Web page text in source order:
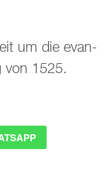
um die evan­
von 1525.